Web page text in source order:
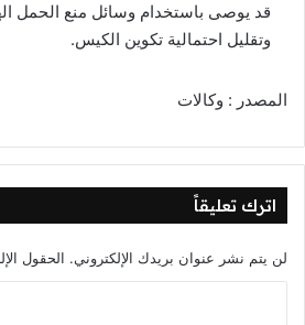
قد يوصى باستخدام وسائل منع الحمل
وتقليل احتمالية تكوين الكيس.
المصدر : وكالات
اترك تعليقاً
لن يتم نشر عنوان بريدك الإلكتروني. الحقول